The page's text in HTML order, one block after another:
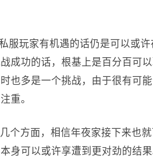
服玩家有机遇的话仍是可以或
成功的话，根基上是百分百可
也多是一个挑战，由于很有可
重。
个方面，相信年夜家接下来也
身可以或许享遭到更对劲的结果